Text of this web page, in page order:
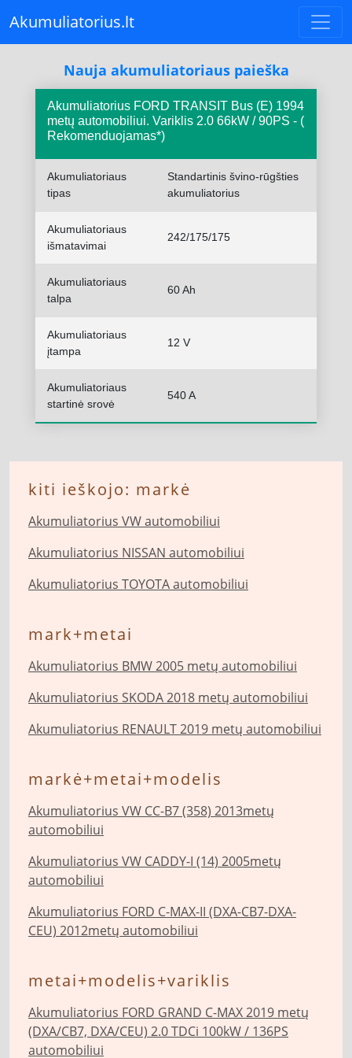
Akumuliatorius.lt
Nauja akumuliatoriaus paieška
Akumuliatorius FORD TRANSIT Bus (E) 1994
metų automobiliui. Variklis 2.0 66kW / 90PS - (
Rekomenduojamas*)
Akumuliatoriaus
tipas
Standartinis švino-rūgšties
akumuliatorius
Akumuliatoriaus
išmatavimai
242/175/175
Akumuliatoriaus
talpa
60 Ah
Akumuliatoriaus
įtampa
12 V
Akumuliatoriaus
startinė srovė
540 A
kiti ieškojo: markė
Akumuliatorius VW automobiliui
Akumuliatorius NISSAN automobiliui
Akumuliatorius TOYOTA automobiliui
mark+metai
Akumuliatorius BMW 2005 metų automobiliui
Akumuliatorius SKODA 2018 metų automobiliui
Akumuliatorius RENAULT 2019 metų automobiliui
markė+metai+modelis
Akumuliatorius VW CC-B7 (358) 2013metų
automobiliui
Akumuliatorius VW CADDY-I (14) 2005metų
automobiliui
Akumuliatorius FORD C-MAX-II (DXA-CB7-DXA-
CEU) 2012metų automobiliui
metai+modelis+variklis
Akumuliatorius FORD GRAND C-MAX 2019 metų
(DXA/CB7, DXA/CEU) 2.0 TDCi 100kW / 136PS
automobiliui